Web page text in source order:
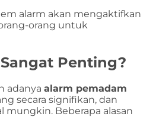
alarm akan mengaktifkan
orang untuk
Penting?
adanya alarm pemadam
secara signifikan, dan
Beberapa alasan